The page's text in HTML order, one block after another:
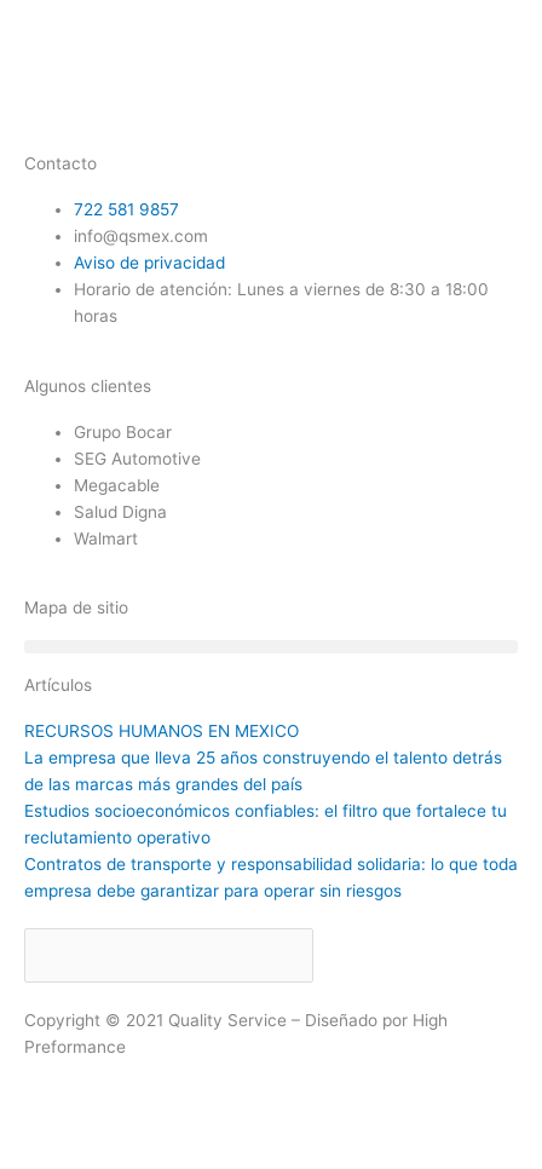
Contacto
722 581 9857
info@qsmex.com
Aviso de privacidad
Horario de atención: Lunes a viernes de 8:30 a 18:00
horas
Algunos clientes
Grupo Bocar
SEG Automotive
Megacable
Salud Digna
Walmart
Mapa de sitio
Artículos
RECURSOS HUMANOS EN MEXICO
La empresa que lleva 25 años construyendo el talento detrás
de las marcas más grandes del país
Estudios socioeconómicos confiables: el filtro que fortalece tu
reclutamiento operativo
Contratos de transporte y responsabilidad solidaria: lo que toda
empresa debe garantizar para operar sin riesgos
Copyright ©️ 2021 Quality Service – Diseñado por High
Preformance